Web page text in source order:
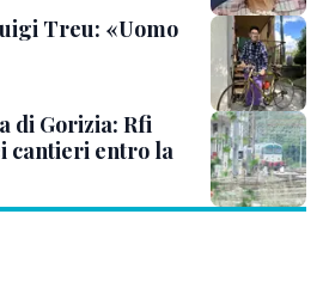
Treu: «Uomo
di Gorizia: Rfi
cantieri entro la